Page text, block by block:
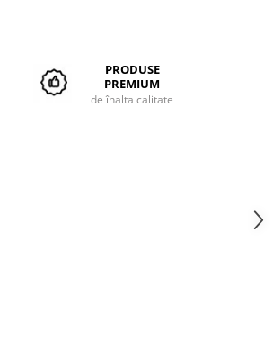
PRODUSE
PREMIUM
de înalta calitate